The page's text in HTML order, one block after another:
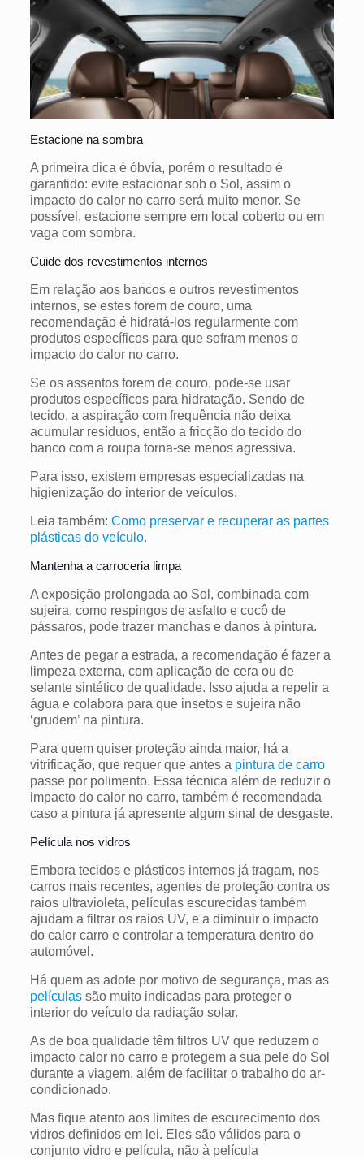
Estacione na sombra
A primeira dica é óbvia, porém o resultado é
garantido: evite estacionar sob o Sol, assim o
impacto do calor no carro será muito menor. Se
possível, estacione sempre em local coberto ou em
vaga com sombra.
Cuide dos revestimentos internos
Em relação aos bancos e outros revestimentos
internos, se estes forem de couro, uma
recomendação é hidratá-los regularmente com
produtos específicos para que sofram menos o
impacto do calor no carro.
Se os assentos forem de couro, pode-se usar
produtos específicos para hidratação. Sendo de
tecido, a aspiração com frequência não deixa
acumular resíduos, então a fricção do tecido do
banco com a roupa torna-se menos agressiva.
Para isso, existem empresas especializadas na
higienização do interior de veículos.
Leia também: Como preservar e recuperar as partes
plásticas do veículo.
Mantenha a carroceria limpa
A exposição prolongada ao Sol, combinada com
sujeira, como respingos de asfalto e cocô de
pássaros, pode trazer manchas e danos à pintura.
Antes de pegar a estrada, a recomendação é fazer a
limpeza externa, com aplicação de cera ou de
selante sintético de qualidade. Isso ajuda a repelir a
água e colabora para que insetos e sujeira não
‘grudem’ na pintura.
Para quem quiser proteção ainda maior, há a
vitrificação, que requer que antes a pintura de carro
passe por polimento. Essa técnica além de reduzir o
impacto do calor no carro, também é recomendada
caso a pintura já apresente algum sinal de desgaste.
Película nos vidros
Embora tecidos e plásticos internos já tragam, nos
carros mais recentes, agentes de proteção contra os
raios ultravioleta, películas escurecidas também
ajudam a filtrar os raios UV, e a diminuir o impacto
do calor carro e controlar a temperatura dentro do
automóvel.
Há quem as adote por motivo de segurança, mas as
películassão muito indicadas para proteger o
interior do veículo da radiação solar.
As de boa qualidade têm filtros UV que reduzem o
impacto calor no carro e protegem a sua pele do Sol
durante a viagem, além de facilitar o trabalho do ar-
condicionado.
Mas fique atento aos limites de escurecimento dos
vidros definidos em lei. Eles são válidos para o
conjunto vidro e película, não à película